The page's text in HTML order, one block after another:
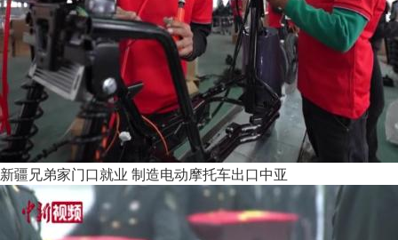
新疆兄弟家门口就业 制造电动摩托车出口中亚